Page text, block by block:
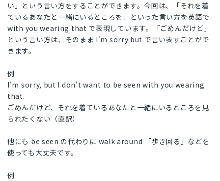
い」という言い方をすることができます。今回は、「それを着
ているあなたと一緒にいるところを」といった言い方を英語で
with you wearing that で表現しています。「ごめんだけど」
という言い方は、そのまま I'm sorry but で言い表すことがで
きます。
例
I'm sorry, but I don't want to be seen with you wearing
that.
ごめんだけど、それを着ているあなたと一緒にいるところを見
られたくない（直訳）
他にも be seen の代わりに walk around 「歩き回る」などを
使っても大丈夫です。
例